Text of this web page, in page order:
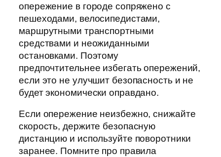
опережение в городе сопряжено с
пешеходами, велосипедистами,
маршрутными транспортными
средствами и неожиданными
остановками. Поэтому
предпочтительнее избегать опережений,
если это не улучшит безопасность и не
будет экономически оправдано.
Если опережение неизбежно, снижайте
скорость, держите безопасную
дистанцию и используйте поворотники
заранее. Помните про правила